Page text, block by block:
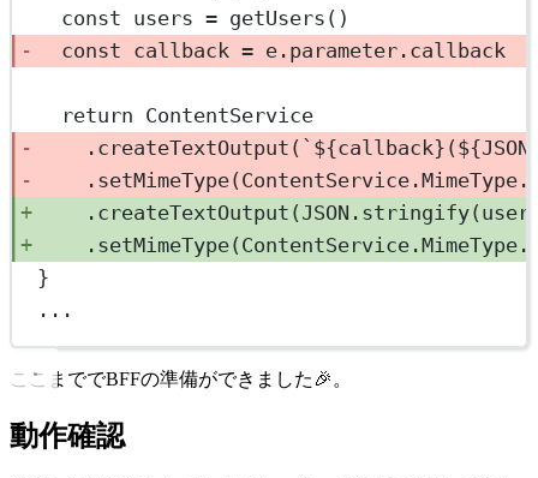
const users = getUsers ()
const callback = e.parameter.callback
return ContentService
. createTextOutput ( `${callback}(${JSON
. setMimeType(ContentService.MimeType.
. createTextOutput ( JSON . stringify
. setMimeType(ContentService.MimeType.
}
...
ここまででBFFの準備ができました🎉。
動作確認